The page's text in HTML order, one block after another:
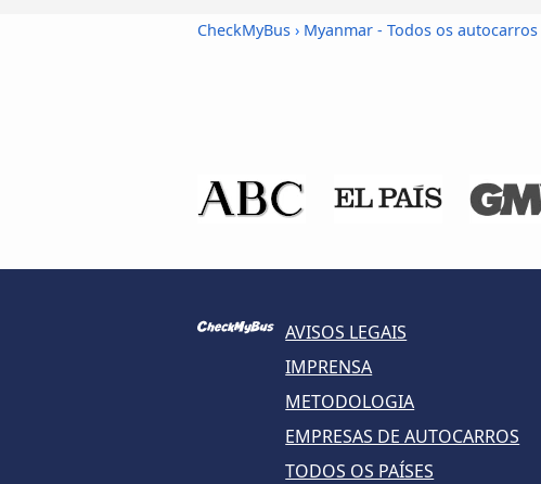
CheckMyBus › Myanmar - Todos os autocarros
AVISOS LEGAIS
IMPRENSA
METODOLOGIA
EMPRESAS DE AUTOCARROS
TODOS OS PAÍSES